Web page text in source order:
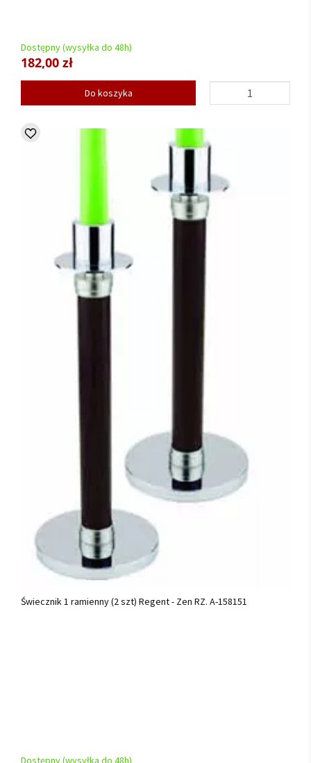
Dostępny (wysyłka do 48h)
182,00 zł
Do koszyka
Świecznik 1 ramienny (2 szt) Regent - Zen RZ. A-158151
Dostępny (wysyłka do 48h)